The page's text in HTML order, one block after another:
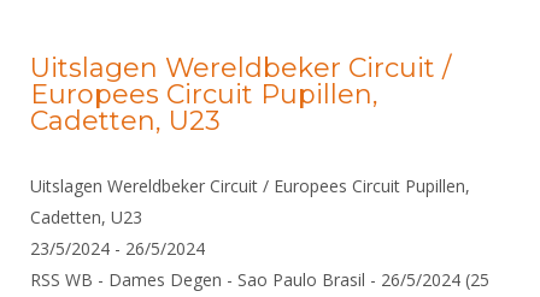
Contact
Medewerkers
Formulieren
KNAS Keurmerk
NK's
JEC
Veteranenwedstrijden
Voor scheidsrechters
Scheidsrechterslijst
Scheidsrechter Documentatie
Opleidingen
Uitslagen Wereldbeker Circuit /
Europees Circuit Pupillen,
Cadetten, U23
Uitslagen Wereldbeker Circuit / Europees Circuit Pupillen,
Cadetten, U23
23/5/2024 - 26/5/2024
RSS WB - Dames Degen - Sao Paulo Brasil - 26/5/2024 (25